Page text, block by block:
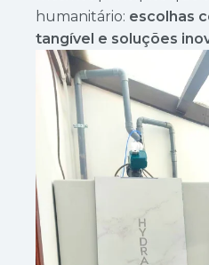
humanitário: escolhas
tangível e soluções